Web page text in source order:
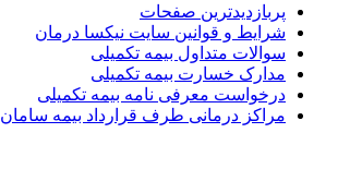
پربازدیدترین صفحات
شرایط و قوانین سایت نیکسا درمان
سوالات متداول بیمه تکمیلی
مدارک خسارت بیمه تکمیلی
درخواست معرفی نامه بیمه تکمیلی
مراکز درمانی طرف قرارداد بیمه سامان